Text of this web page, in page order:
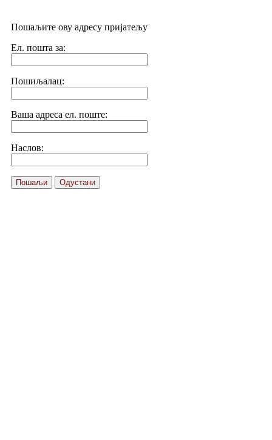
Пошаљите ову адресу пријатељу
Ел. пошта за:
Пошиљалац:
Ваша адреса ел. поште:
Наслов:
Пошаљи Одустани